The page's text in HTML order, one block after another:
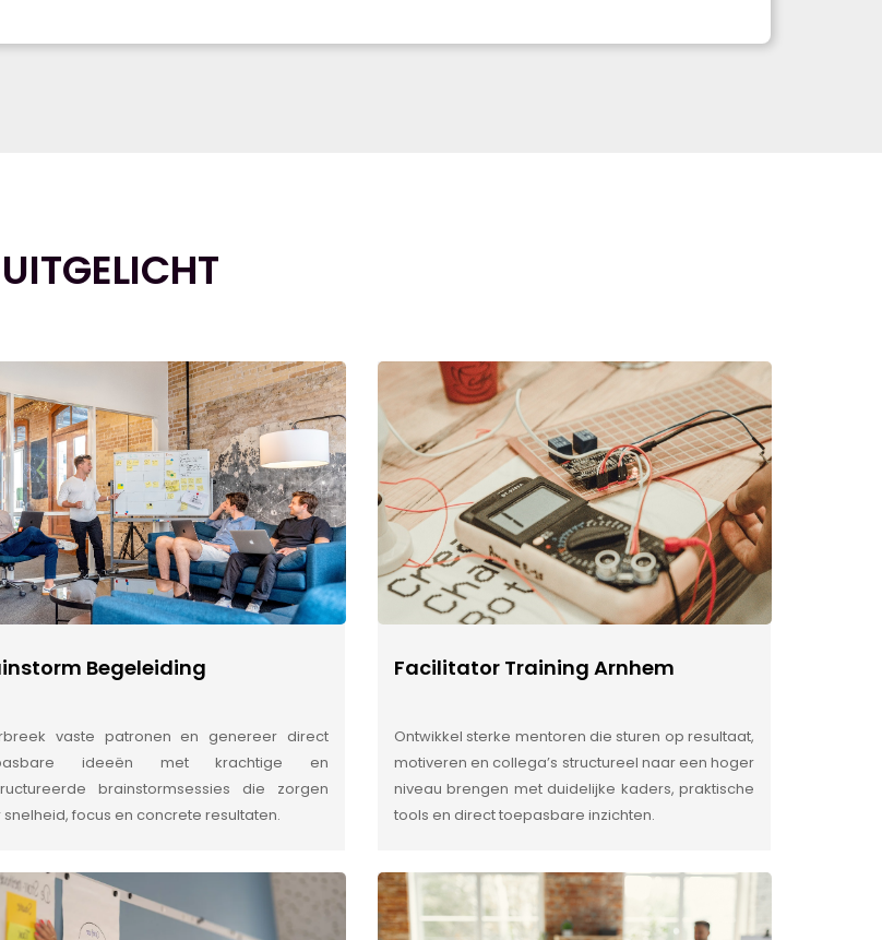
Begeleiding
vaste patronen en genereer direct
ideeën met krachtige en
brainstormsessies die zorgen
snelheid, focus en concrete resultaten.
Facilitator Training Arnhem
Ontwikkel sterke mentoren die sturen op resultaat,
motiveren en collega’s structureel naar een hoger
niveau brengen met duidelijke kaders, praktische
tools en direct toepasbare inzichten.